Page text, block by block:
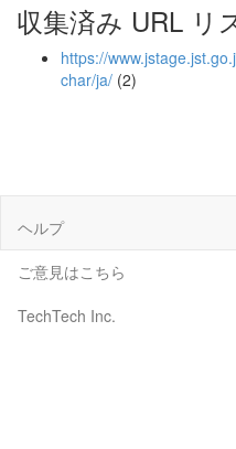
収集済み URL リ
https://
char/ja/ (2)
ヘルプ
ご意見はこちら
TechTech Inc.